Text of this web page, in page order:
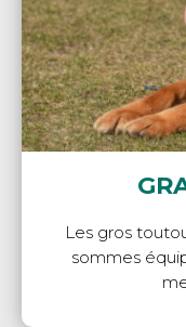
Les gros
sommes